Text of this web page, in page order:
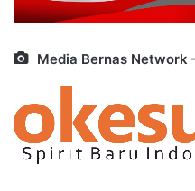
Media Bernas